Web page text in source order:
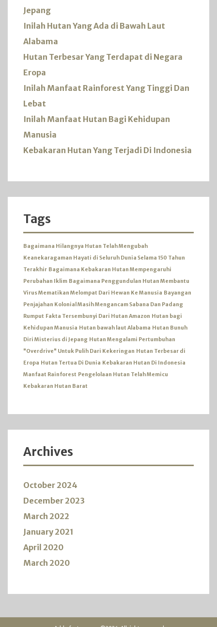
Jepang
Inilah Hutan Yang Ada di Bawah Laut
Alabama
Hutan Terbesar Yang Terdapat di Negara
Eropa
Inilah Manfaat Rainforest Yang Tinggi Dan
Lebat
Inilah Manfaat Hutan Bagi Kehidupan
Manusia
Kebakaran Hutan Yang Terjadi Di Indonesia
Tags
Bagaimana Hilangnya Hutan Telah Mengubah
Keanekaragaman Hayati di Seluruh Dunia Selama 150 Tahun
Terakhir Bagaimana Kebakaran Hutan Mempengaruhi
Perubahan Iklim Bagaimana Penggundulan Hutan Membantu
Virus Mematikan Melompat Dari Hewan Ke Manusia Bayangan
Penjajahan Kolonial Masih Mengancam Sabana Dan Padang
Rumput Fakta Tersembunyi Dari Hutan Amazon Hutan bagi
Kehidupan Manusia Hutan bawah laut Alabama Hutan Bunuh
Diri Misterius di Jepang Hutan Mengalami Pertumbuhan
"Overdrive" Untuk Pulih Dari Kekeringan Hutan Terbesar di
Eropa Hutan Tertua Di Dunia Kebakaran Hutan Di Indonesia
Manfaat Rainforest Pengelolaan Hutan Telah Memicu
Kebakaran Hutan Barat
Archives
October 2024
December 2023
March 2022
January 2021
April 2020
March 2020